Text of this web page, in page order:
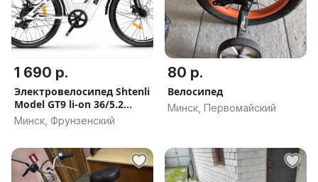
1 690 р.
Электровелосипед Shtenli
Model GT9 li-on 36/5.2
(черный). В наличии,
Скидка, Кредит,
Минск, Фрунзенский
80 р.
Велосипед
Минск, Первомайский